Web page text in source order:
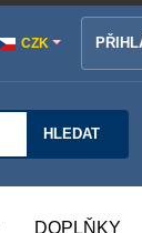
CZK
HLEDAT
DOPLŇKY